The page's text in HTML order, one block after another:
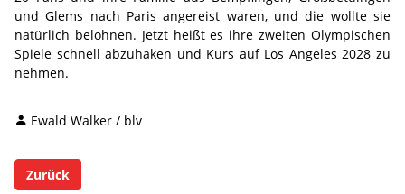
und Glems nach Paris angereist waren, und die wollte sie
natürlich belohnen. Jetzt heißt es ihre zweiten Olympischen
Spiele schnell abzuhaken und Kurs auf Los Angeles 2028 zu
nehmen.
Ewald Walker / blv
Zurück